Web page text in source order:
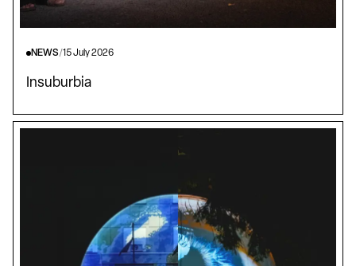
NEWS/15 July 2026
Insuburbia